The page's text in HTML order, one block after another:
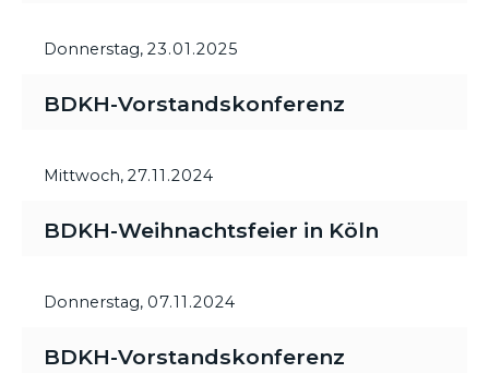
Donnerstag, 23.01.2025
BDKH-Vorstandskonferenz
Mittwoch, 27.11.2024
BDKH-Weihnachtsfeier in Köln
Donnerstag, 07.11.2024
BDKH-Vorstandskonferenz